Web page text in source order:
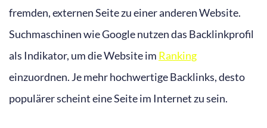
fremden, externen Seite zu einer anderen Website.
Suchmaschinen wie Google nutzen das Backlinkprofil
als Indikator, um die Website im Ranking
einzuordnen. Je mehr hochwertige Backlinks, desto
populärer scheint eine Seite im Internet zu sein.